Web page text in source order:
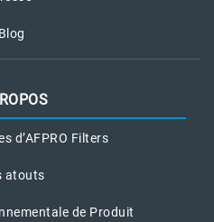
Blog
d’AFPRO Filters
atouts
de Produit